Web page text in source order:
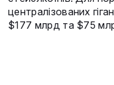
централізованих
$177 млрд та $75